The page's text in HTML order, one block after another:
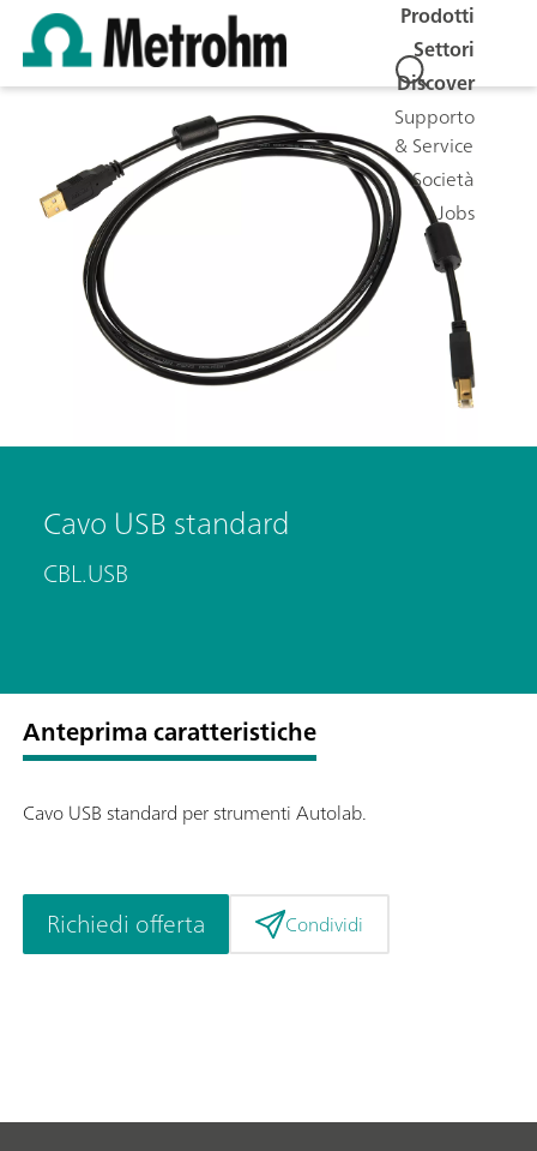
Prodotti
Settori
Discover
Supporto
& Service
Società
Jobs
Cavo USB standard
CBL.USB
Anteprima caratteristiche
Cavo USB standard per strumenti Autolab.
Richiedi offerta Condividi